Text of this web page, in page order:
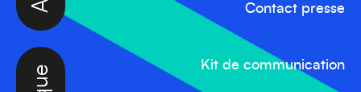
Afrique
Contact presse
Kit de communication